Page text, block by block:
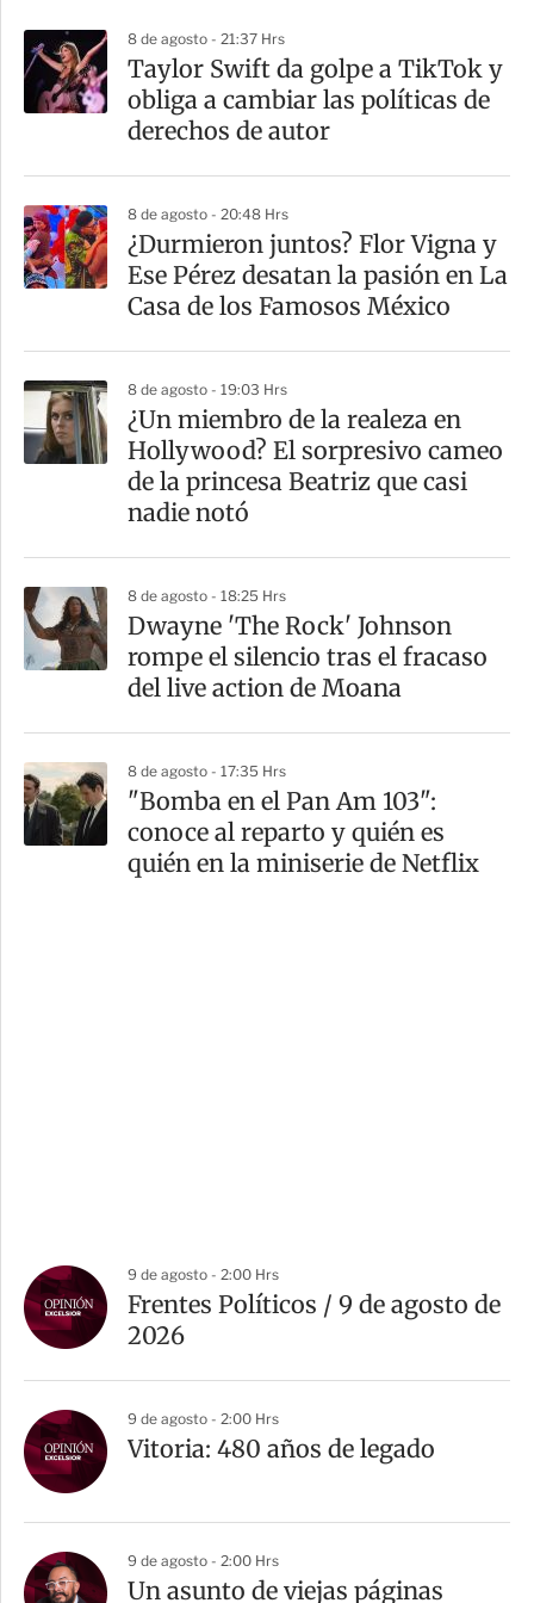
a
r
t
8 de agosto - 21:37 Hrs
Taylor Swift da golpe a TikTok y
obliga a cambiar las políticas de
derechos de autor
8 de agosto - 20:48 Hrs
¿Durmieron juntos? Flor Vigna y
Ese Pérez desatan la pasión en La
Casa de los Famosos México
8 de agosto - 19:03 Hrs
¿Un miembro de la realeza en
Hollywood? El sorpresivo cameo
de la princesa Beatriz que casi
nadie notó
8 de agosto - 18:25 Hrs
Dwayne 'The Rock' Johnson
rompe el silencio tras el fracaso
del live action de Moana
8 de agosto - 17:35 Hrs
"Bomba en el Pan Am 103":
conoce al reparto y quién es
quién en la miniserie de Netflix
9 de agosto - 2:00 Hrs
Frentes Políticos / 9 de agosto de
2026
9 de agosto - 2:00 Hrs
Vitoria: 480 años de legado
9 de agosto - 2:00 Hrs
Un asunto de viejas páginas